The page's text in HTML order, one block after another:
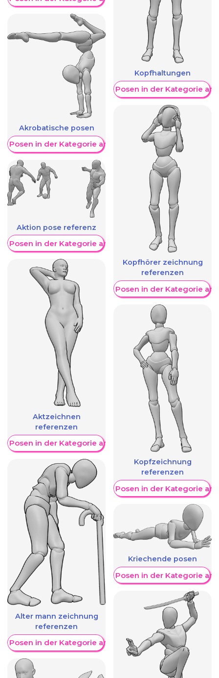
Akrobatische posen
Posen in der Kategorie anzeigen
Aktion pose referenz
Posen in der Kategorie anzeigen
Aktzeichnen
referenzen
Posen in der Kategorie anzeigen
Alter mann zeichnung
referenzen
Posen in der Kategorie anzeigen
Kopfhaltungen
Weitere Posen in der Kategorie
Kopfhörer zeichnung
referenzen
Weitere Posen in der Kategorie
Kopfzeichnung
referenzen
Weitere Posen in der Kategorie
Kriechende posen
Weitere Posen in der Kategorie